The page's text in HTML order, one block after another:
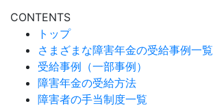
CONTENTS
トップ
さまざまな障害年金の受給事例一覧
受給事例（一部事例）
障害年金の受給方法
障害者の手当制度一覧